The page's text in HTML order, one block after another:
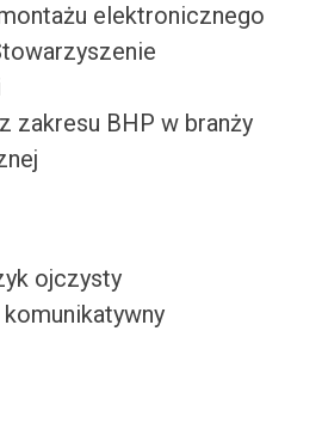
elektronicznego
zakresu BHP w branży
ojczysty